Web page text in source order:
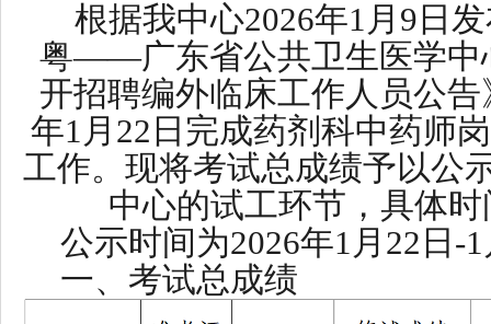
根据我中心2026年1月9日
粤——广东省公共卫生医学中
开招聘编外临床工作人员公
年1月22日完成药剂科中药师
工作。现将考试总成绩予以公
中心的试工环节，具体
公示时间为2026年1月22日-
一、考试总成绩